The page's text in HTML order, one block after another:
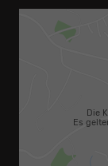
Die
Es